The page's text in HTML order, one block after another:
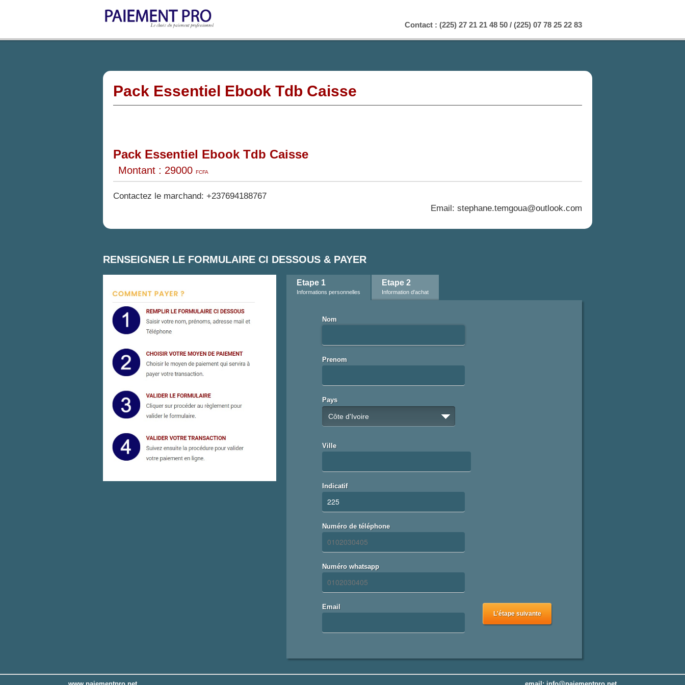
Contact : (225) 27 21 21 48 50 / (225) 07 78 25 22 83
Pack Essentiel Ebook Tdb Caisse
Pack Essentiel Ebook Tdb Caisse
Montant : 29000 FCFA
Contactez le marchand: +237694188767
Email: stephane.temgoua@outlook.com
RENSEIGNER LE FORMULAIRE CI DESSOUS & PAYER
Etape 1
Informations personnelles
Etape 2
Information d'achat
Nom
Prenom
Pays
Côte d'Ivoire
Ville
Indicatif
Numéro de téléphone
Numéro whatsapp
Email
L'étape suivante